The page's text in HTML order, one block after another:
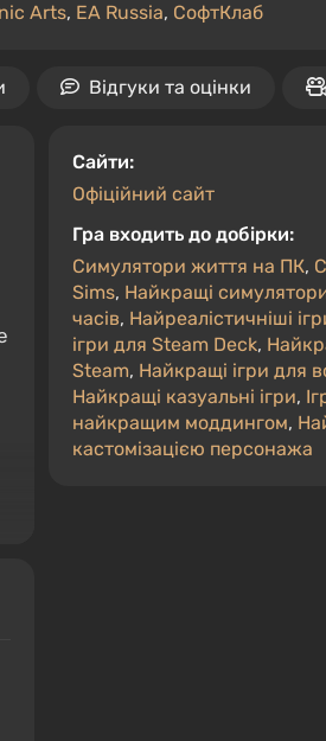
Arts, EA Russia, СофтКлаб
Відгуки та оцінки
Сайти:
Офіційний сайт
Гра входить до добірки:
Симулятори життя на ПК,
Sims, Найкращі
часів, Найреалістичніші
ігри для Steam Deck,
Steam, Найкращі ігри для
Найкращі казуальні ігри,
найкращим моддингом,
кастомізацією персонажа